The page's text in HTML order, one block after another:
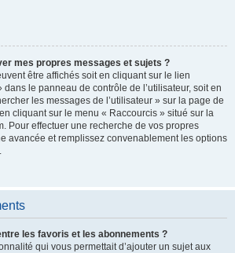
mes propres messages et sujets ?
être affichés soit en cliquant sur le lien
dans le panneau de contrôle de l’utilisateur, soit en
les messages de l’utilisateur » sur la page de
cliquant sur le menu « Raccourcis » situé sur la
Pour effectuer une recherche de vos propres
avancée et remplissez convenablement les options
les favoris et les abonnements ?
qui vous permettait d’ajouter un sujet aux